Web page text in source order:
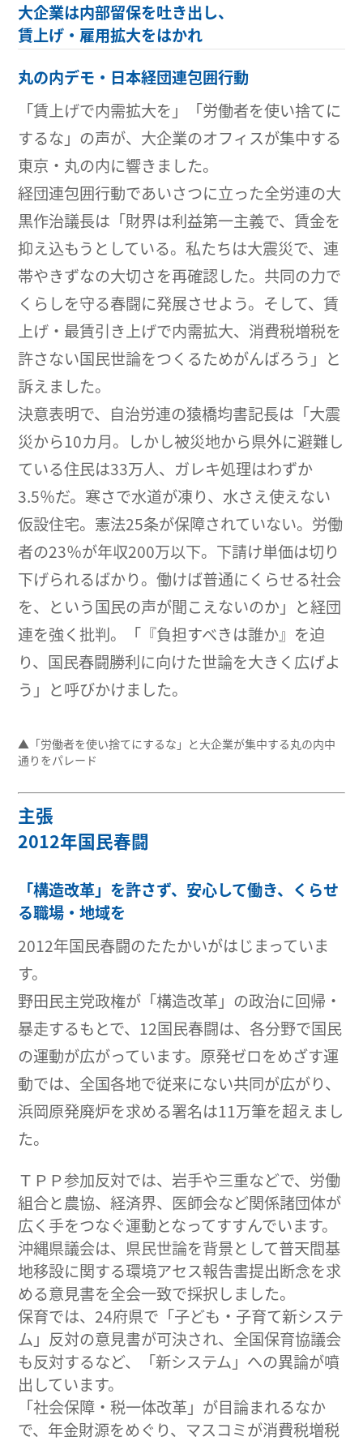
大企業は内部留保を吐き出し、
賃上げ・雇用拡大をはかれ
丸の内デモ・日本経団連包囲行動
「賃上げで内需拡大を」「労働者を使い捨てに
するな」の声が、大企業のオフィスが集中する
東京・丸の内に響きました。
経団連包囲行動であいさつに立った全労連の大
黒作治議長は「財界は利益第一主義で、賃金を
抑え込もうとしている。私たちは大震災で、連
帯やきずなの大切さを再確認した。共同の力で
くらしを守る春闘に発展させよう。そして、賃
上げ・最賃引き上げで内需拡大、消費税増税を
許さない国民世論をつくるためがんばろう」と
訴えました。
決意表明で、自治労連の猿橋均書記長は「大震
災から10カ月。しかし被災地から県外に避難し
ている住民は33万人、ガレキ処理はわずか
3.5％だ。寒さで水道が凍り、水さえ使えない
仮設住宅。憲法25条が保障されていない。労働
者の23％が年収200万以下。下請け単価は切り
下げられるばかり。働けば普通にくらせる社会
を、という国民の声が聞こえないのか」と経団
連を強く批判。「『負担すべきは誰か』を迫
り、国民春闘勝利に向けた世論を大きく広げよ
う」と呼びかけました。
▲「労働者を使い捨てにするな」と大企業が集中する丸の内中
通りをパレード
主張
2012年国民春闘
「構造改革」を許さず、安心して働き、くらせ
る職場・地域を
2012年国民春闘のたたかいがはじまっていま
す。
野田民主党政権が「構造改革」の政治に回帰・
暴走するもとで、12国民春闘は、各分野で国民
の運動が広がっています。原発ゼロをめざす運
動では、全国各地で従来にない共同が広がり、
浜岡原発廃炉を求める署名は11万筆を超えまし
た。
ＴＰＰ参加反対では、岩手や三重などで、労働
組合と農協、経済界、医師会など関係諸団体が
広く手をつなぐ運動となってすすんでいます。
沖縄県議会は、県民世論を背景として普天間基
地移設に関する環境アセス報告書提出断念を求
める意見書を全会一致で採択しました。
保育では、24府県で「子ども・子育て新システ
ム」反対の意見書が可決され、全国保育協議会
も反対するなど、「新システム」への異論が噴
出しています。
「社会保障・税一体改革」が目論まれるなか
で、年金財源をめぐり、マスコミが消費税増税